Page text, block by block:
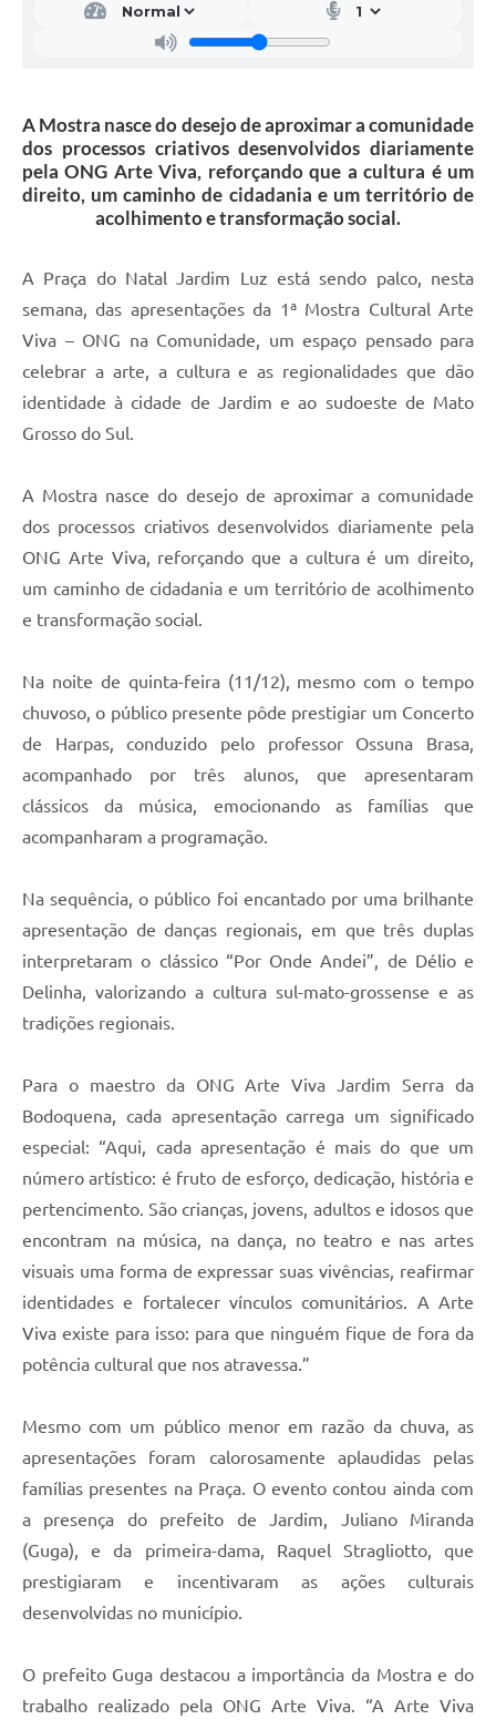
A Mostra nasce do desejo de aproximar a comunidade
dos processos criativos desenvolvidos diariamente
pela ONG Arte Viva, reforçando que a cultura é um
direito, um caminho de cidadania e um território de
acolhimento e transformação social.
A Praça do Natal Jardim Luz está sendo palco, nesta
semana, das apresentações da 1ª Mostra Cultural Arte
Viva – ONG na Comunidade, um espaço pensado para
celebrar a arte, a cultura e as regionalidades que dão
identidade à cidade de Jardim e ao sudoeste de Mato
Grosso do Sul.
A Mostra nasce do desejo de aproximar a comunidade
dos processos criativos desenvolvidos diariamente pela
ONG Arte Viva, reforçando que a cultura é um direito,
um caminho de cidadania e um território de acolhimento
e transformação social.
Na noite de quinta-feira (11/12), mesmo com o tempo
chuvoso, o público presente pôde prestigiar um Concerto
de Harpas, conduzido pelo professor Ossuna Brasa,
acompanhado por três alunos, que apresentaram
clássicos da música, emocionando as famílias que
acompanharam a programação.
Na sequência, o público foi encantado por uma brilhante
apresentação de danças regionais, em que três duplas
interpretaram o clássico “Por Onde Andei”, de Délio e
Delinha, valorizando a cultura sul-mato-grossense e as
tradições regionais.
Para o maestro da ONG Arte Viva Jardim Serra da
Bodoquena, cada apresentação carrega um significado
especial: “Aqui, cada apresentação é mais do que um
número artístico: é fruto de esforço, dedicação, história e
pertencimento. São crianças, jovens, adultos e idosos que
encontram na música, na dança, no teatro e nas artes
visuais uma forma de expressar suas vivências, reafirmar
identidades e fortalecer vínculos comunitários. A Arte
Viva existe para isso: para que ninguém fique de fora da
potência cultural que nos atravessa.”
Mesmo com um público menor em razão da chuva, as
apresentações foram calorosamente aplaudidas pelas
famílias presentes na Praça. O evento contou ainda com
a presença do prefeito de Jardim, Juliano Miranda
(Guga), e da primeira-dama, Raquel Stragliotto, que
prestigiaram e incentivaram as ações culturais
desenvolvidas no município.
O prefeito Guga destacou a importância da Mostra e do
trabalho realizado pela ONG Arte Viva. “A Arte Viva